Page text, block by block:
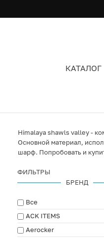
КАТАЛОГ
Himalaya shawls valley -
Основной материал,
шарф. Попробовать и
ФИЛЬТРЫ
БРЕНД
Все
ACK ITEMS
Aerocker